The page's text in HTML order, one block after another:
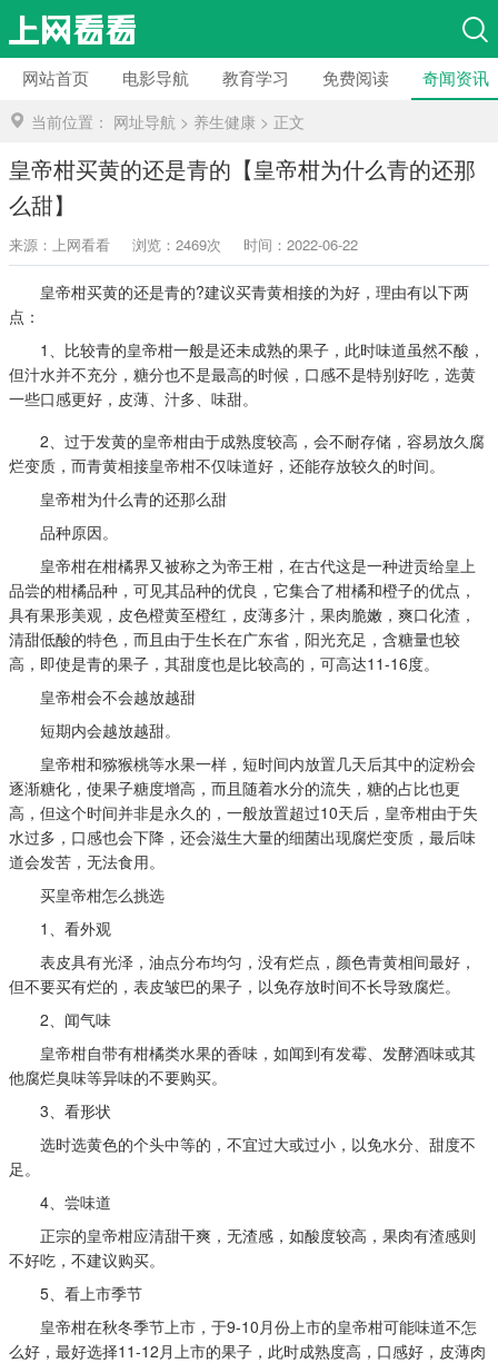
网站首页 电影导航 教育学习 免费阅读 奇闻资讯
当前位置： 网址导航 > 养生健康 > 正文
皇帝柑买黄的还是青的【皇帝柑为什么青的还那
么甜】
来源：上网看看 浏览：2469次 时间：2022-06-22
皇帝柑买黄的还是青的?建议买青黄相接的为好，理由有以下两
点：
1、比较青的皇帝柑一般是还未成熟的果子，此时味道虽然不酸，
但汁水并不充分，糖分也不是最高的时候，口感不是特别好吃，选黄
一些口感更好，皮薄、汁多、味甜。
2、过于发黄的皇帝柑由于成熟度较高，会不耐存储，容易放久腐
烂变质，而青黄相接皇帝柑不仅味道好，还能存放较久的时间。
皇帝柑为什么青的还那么甜
品种原因。
皇帝柑在柑橘界又被称之为帝王柑，在古代这是一种进贡给皇上
品尝的柑橘品种，可见其品种的优良，它集合了柑橘和橙子的优点，
具有果形美观，皮色橙黄至橙红，皮薄多汁，果肉脆嫩，爽口化渣，
清甜低酸的特色，而且由于生长在广东省，阳光充足，含糖量也较
高，即使是青的果子，其甜度也是比较高的，可高达11-16度。
皇帝柑会不会越放越甜
短期内会越放越甜。
皇帝柑和猕猴桃等水果一样，短时间内放置几天后其中的淀粉会
逐渐糖化，使果子糖度增高，而且随着水分的流失，糖的占比也更
高，但这个时间并非是永久的，一般放置超过10天后，皇帝柑由于失
水过多，口感也会下降，还会滋生大量的细菌出现腐烂变质，最后味
道会发苦，无法食用。
买皇帝柑怎么挑选
1、看外观
表皮具有光泽，油点分布均匀，没有烂点，颜色青黄相间最好，
但不要买有烂的，表皮皱巴的果子，以免存放时间不长导致腐烂。
2、闻气味
皇帝柑自带有柑橘类水果的香味，如闻到有发霉、发酵酒味或其
他腐烂臭味等异味的不要购买。
3、看形状
选时选黄色的个头中等的，不宜过大或过小，以免水分、甜度不
足。
4、尝味道
正宗的皇帝柑应清甜干爽，无渣感，如酸度较高，果肉有渣感则
不好吃，不建议购买。
5、看上市季节
皇帝柑在秋冬季节上市，于9-10月份上市的皇帝柑可能味道不怎
么好，最好选择11-12月上市的果子，此时成熟度高，口感好，皮薄肉